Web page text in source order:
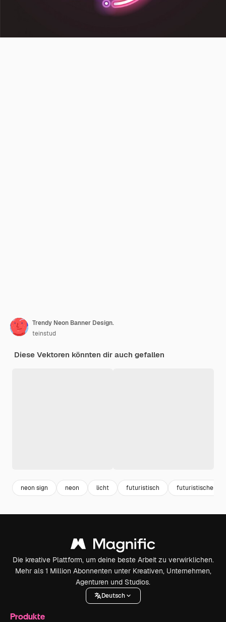
Trendy Neon Banner Design.
teinstud
Diese Vektoren könnten dir auch gefallen
neon sign neon licht futuristisch futuristischer
Die kreative Plattform, um deine beste Arbeit zu verwirklichen.
Mehr als 1 Million Abonnenten unter Kreativen, Unternehmen,
Agenturen und Studios.
Deutsch
Produkte